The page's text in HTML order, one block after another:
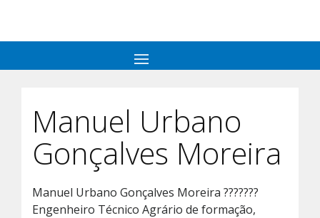
Manuel Urbano
Gonçalves Moreira
Manuel Urbano Gonçalves Moreira ???????
Engenheiro Técnico Agrário de formação,